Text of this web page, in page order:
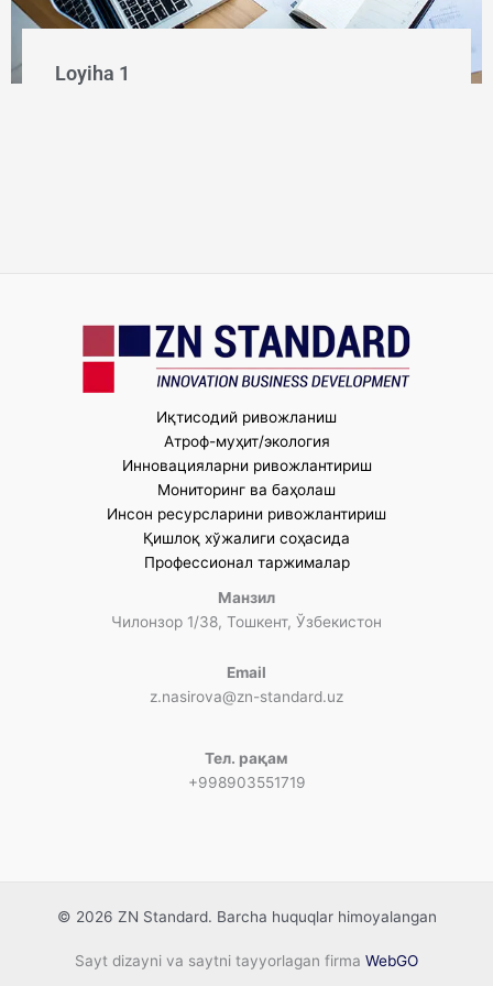
Loyiha 1
Иқтисодий ривожланиш
Атроф-муҳит/экология
Инновацияларни ривожлантириш
Мониторинг ва баҳолаш
Инсон ресурсларини ривожлантириш
Қишлоқ хўжалиги соҳасида
Профессионал таржималар
Манзил
Чилонзор 1/38, Тошкент, Ўзбекистон
Email
z.nasirova@zn-standard.uz
Тел. рақам
+998903551719
© 2026 ZN Standard. Barcha huquqlar himoyalangan
Sayt dizayni va saytni tayyorlagan firma WebGO